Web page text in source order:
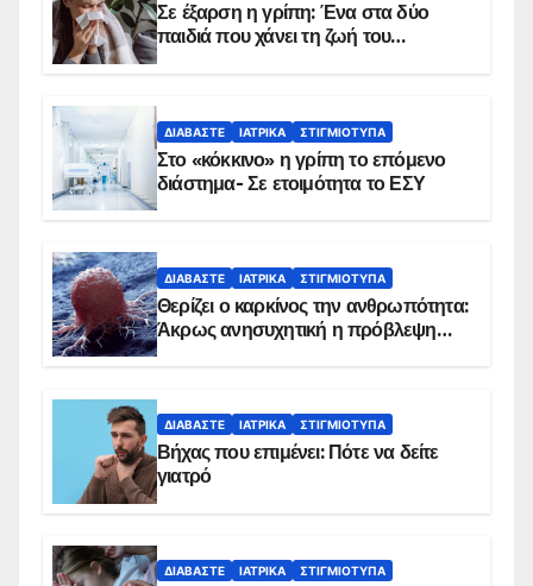
Σε έξαρση η γρίπη: Ένα στα δύο
παιδιά που χάνει τη ζωή του
ΔΙΑΒΆΣΤΕ ΙΑΤΡΙΚΆ ΣΤΙΓΜΙΌΤΥΠΑ
Στο «κόκκινο» η γρίπη το επόμενο
διάστημα- Σε ετοιμότητα το ΕΣΥ
ΔΙΑΒΆΣΤΕ ΙΑΤΡΙΚΆ ΣΤΙΓΜΙΌΤΥΠΑ
Θερίζει ο καρκίνος την ανθρωπότητα:
Άκρως ανησυχητική η πρόβλεψη…
ΔΙΑΒΆΣΤΕ ΙΑΤΡΙΚΆ ΣΤΙΓΜΙΌΤΥΠΑ
Βήχας που επιμένει: Πότε να δείτε
γιατρό
ΔΙΑΒΆΣΤΕ ΙΑΤΡΙΚΆ ΣΤΙΓΜΙΌΤΥΠΑ